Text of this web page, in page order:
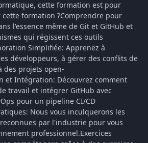
cette formation est pour
formation ?Comprendre pour
l'essence même de Git et GitHub et
qui régissent ces outils
Simplifiée: Apprenez à
développeurs, à gérer des conflits de
des projets open-
et Intégration: Découvrez comment
travail et intégrer GitHub avec
pour un pipeline CI/CD
Nous vous inculquerons les
par l'industrie pour vous
professionnel.Exercices